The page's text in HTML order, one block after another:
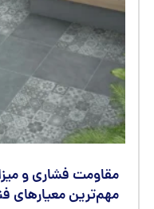
مقاومت فشاری و
مهم‌ترین معیارهای